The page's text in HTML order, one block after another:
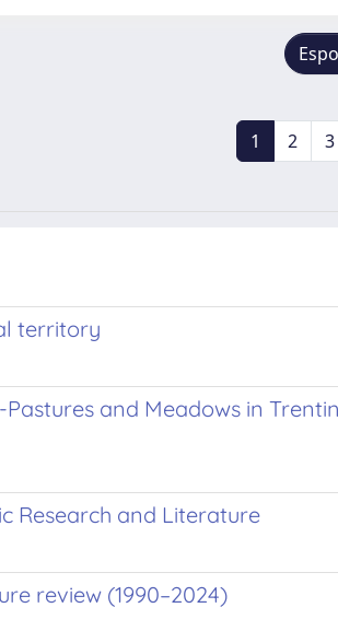
1 2 3
territory
and Meadows in
Research and Literature
review (1990–2024)